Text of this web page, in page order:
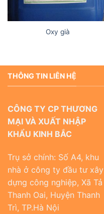
Oxy già
THÔNG TIN LIÊN HỆ
CÔNG TY CP THƯƠNG
MẠI VÀ XUẤT NHẬP
KHẨU KINH BẮC
Trụ sở chính: Số A4, khu
nhà ở công ty đầu tư xây
dựng công nghiệp, Xã Tả
Thanh Oai, Huyện Thanh
Trì, TP.Hà Nội